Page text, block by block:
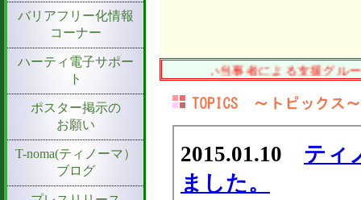
バリアフリー化情報
コーナー
ハーティ電子サポー
ト
ポスター掲示の
お願い
T-noma(ティノーマ）
ブログ
～ 障がい当事者による支援グループ